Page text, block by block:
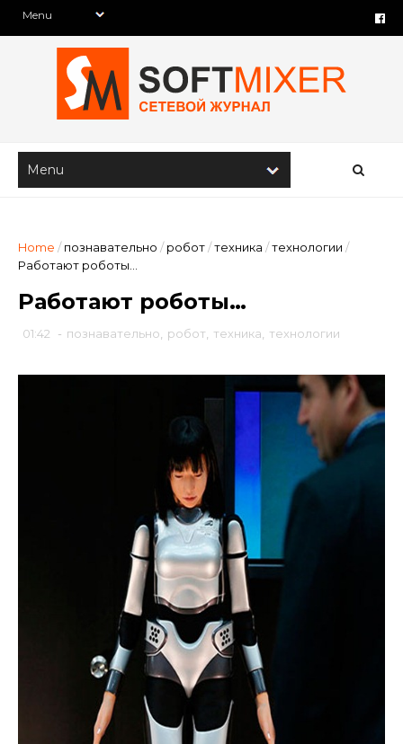
Home / познавательно / робот/техника /технологии /
Работают роботы…
Работают роботы…
01:42 - познавательно робот техника технологии